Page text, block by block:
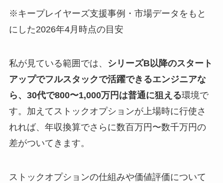
※キープレイヤーズ支援事例・市場データをもと
にした2026年4月時点の目安
私が見ている範囲では、
シリーズB以降のスタート
アップでフルスタックで活躍できるエンジニアな
ら、30代で800〜1,000万円は普通に狙える環境で
す。加えてストックオプションが上場時に行使さ
れれば、年収換算でさらに数百万円〜数千万円の
差がついてきます。
ストックオプションの仕組みや価値評価について